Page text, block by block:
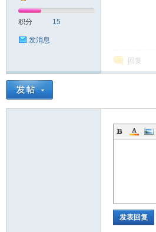
积分 15
发消息
回复
发表回复